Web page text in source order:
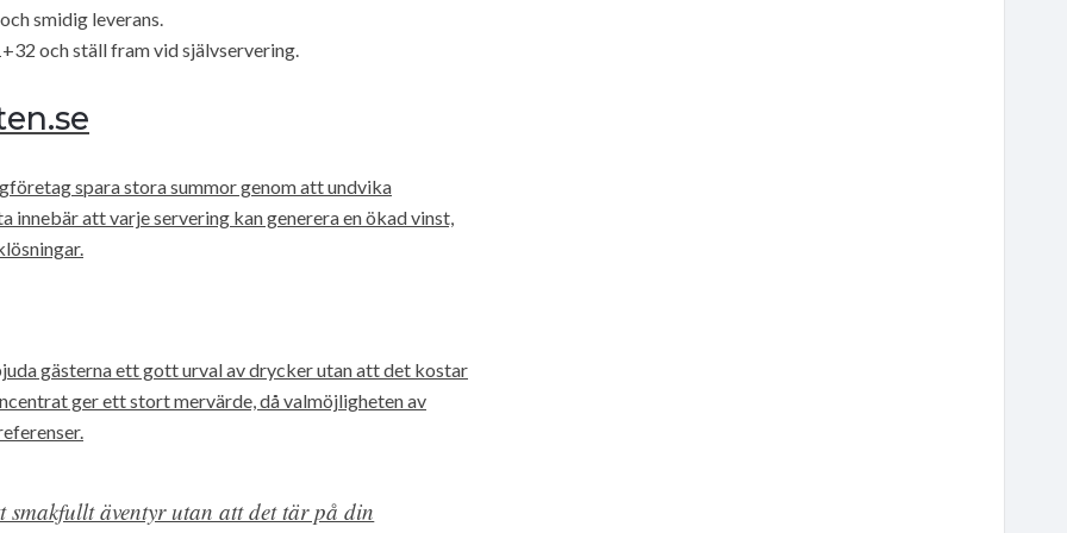
smidig leverans.
och ställ fram vid självservering.
spara stora summor genom att undvika
att varje servering kan generera en ökad vinst,
gästerna ett gott urval av drycker utan att det kostar
ger ett stort mervärde, då valmöjligheten av
smakfullt äventyr utan att det tär på din